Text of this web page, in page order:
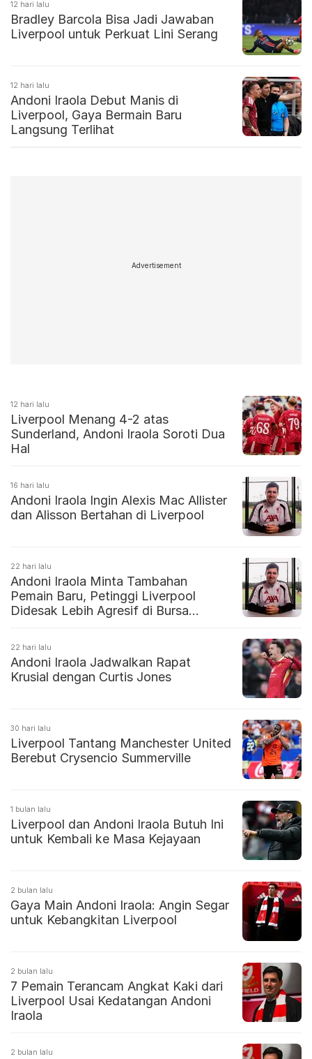
12 hari lalu
Bradley Barcola Bisa Jadi Jawaban
Liverpool untuk Perkuat Lini Serang
12 hari lalu
Andoni Iraola Debut Manis di
Liverpool, Gaya Bermain Baru
Langsung Terlihat
Advertisement
12 hari lalu
Liverpool Menang 4-2 atas
Sunderland, Andoni Iraola Soroti Dua
Hal
16 hari lalu
Andoni Iraola Ingin Alexis Mac Allister
dan Alisson Bertahan di Liverpool
22 hari lalu
Andoni Iraola Minta Tambahan
Pemain Baru, Petinggi Liverpool
Didesak Lebih Agresif di Bursa
22 hari lalu
Andoni Iraola Jadwalkan Rapat
Krusial dengan Curtis Jones
30 hari lalu
Liverpool Tantang Manchester United
Berebut Crysencio Summerville
1 bulan lalu
Liverpool dan Andoni Iraola Butuh Ini
untuk Kembali ke Masa Kejayaan
2 bulan lalu
Gaya Main Andoni Iraola: Angin Segar
untuk Kebangkitan Liverpool
2 bulan lalu
7 Pemain Terancam Angkat Kaki dari
Liverpool Usai Kedatangan Andoni
Iraola
2 bulan lalu